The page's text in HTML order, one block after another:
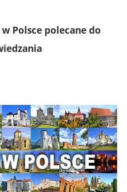
Polsce polecane do